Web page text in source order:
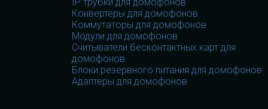
Конвертеры для домофонов
Коммутаторы для домофонов
Модули для домофонов
Считыватели бесконтактных карт для
домофонов
Блоки резервного питания для домофонов
Адаптеры для домофонов